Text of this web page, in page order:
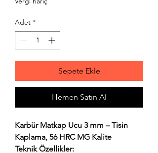
Adet *
Sepete Ekle
Hemen Satın Al
Karbür Matkap Ucu 3 mm – Tisin
Kaplama, 56 HRC MG Kalite
Teknik Özellikler: